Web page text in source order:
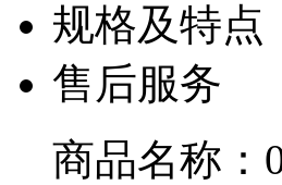
规格及特点
售后服务
商品名称：